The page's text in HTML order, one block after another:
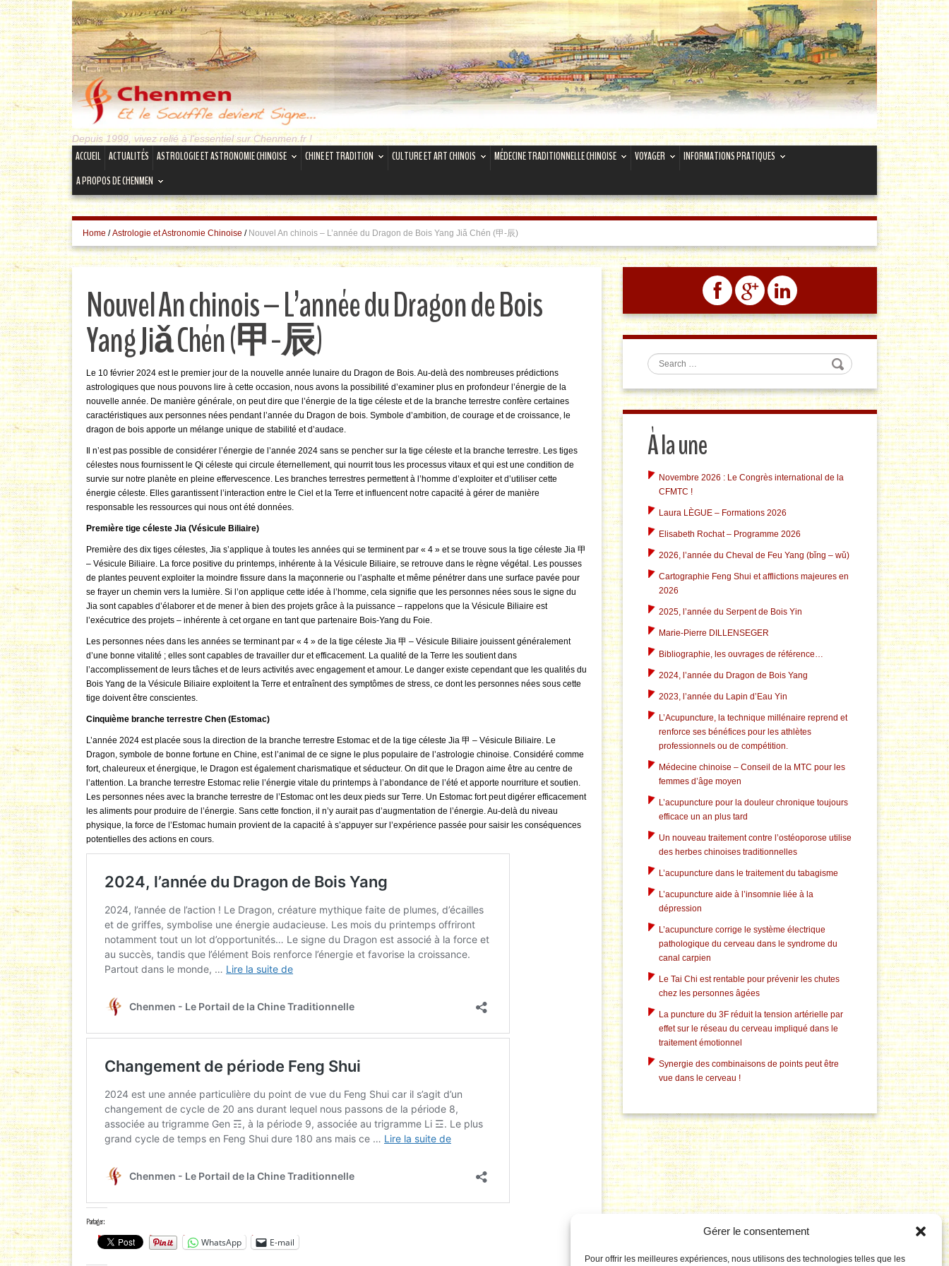
Gérer le consentement
Pour offrir les meilleures expériences, nous utilisons des technologies telles que les
Depuis 1999, vivez relié à l'essentiel sur Chenmen.fr !
ACCUEIL ACTUALITÉS ASTROLOGIE ET ASTRONOMIE CHINOISE CHINE ET TRADITION CULTURE ET ART CHINOIS MÉDECINE TRADITIONNELLE CHINOISE VOYAGER
INFORMATIONS PRATIQUES
A PROPOS DE CHENMEN
Home / Astrologie et Astronomie Chinoise / Nouvel An chinois – L’année du Dragon de Bois Yang Jiǎ Chén (甲-辰)
Nouvel An chinois – L’année du Dragon de Bois
Yang Jiǎ Chén (甲-辰)
Le 10 février 2024 est le premier jour de la nouvelle année lunaire du Dragon de Bois. Au-delà des nombreuses prédictions
astrologiques que nous pouvons lire à cette occasion, nous avons la possibilité d’examiner plus en profondeur l’énergie de la
nouvelle année. De manière générale, on peut dire que l’énergie de la tige céleste et de la branche terrestre confère certaines
caractéristiques aux personnes nées pendant l’année du Dragon de bois. Symbole d’ambition, de courage et de croissance, le
dragon de bois apporte un mélange unique de stabilité et d’audace.
Il n’est pas possible de considérer l’énergie de l’année 2024 sans se pencher sur la tige céleste et la branche terrestre. Les tiges
célestes nous fournissent le Qi céleste qui circule éternellement, qui nourrit tous les processus vitaux et qui est une condition de
survie sur notre planète en pleine effervescence. Les branches terrestres permettent à l’homme d’exploiter et d’utiliser cette
énergie céleste. Elles garantissent l’interaction entre le Ciel et la Terre et influencent notre capacité à gérer de manière
responsable les ressources qui nous ont été données.
Première tige céleste Jia (Vésicule Biliaire)
Première des dix tiges célestes, Jia s’applique à toutes les années qui se terminent par « 4 » et se trouve sous la tige céleste Jia 甲
– Vésicule Biliaire. La force positive du printemps, inhérente à la Vésicule Biliaire, se retrouve dans le règne végétal. Les pousses
de plantes peuvent exploiter la moindre fissure dans la maçonnerie ou l’asphalte et même pénétrer dans une surface pavée pour
se frayer un chemin vers la lumière. Si l’on applique cette idée à l’homme, cela signifie que les personnes nées sous le signe du
Jia sont capables d’élaborer et de mener à bien des projets grâce à la puissance – rappelons que la Vésicule Biliaire est
l’exécutrice des projets – inhérente à cet organe en tant que partenaire Bois-Yang du Foie.
Les personnes nées dans les années se terminant par « 4 » de la tige céleste Jia 甲 – Vésicule Biliaire jouissent généralement
d’une bonne vitalité ; elles sont capables de travailler dur et efficacement. La qualité de la Terre les soutient dans
l’accomplissement de leurs tâches et de leurs activités avec engagement et amour. Le danger existe cependant que les qualités du
Bois Yang de la Vésicule Biliaire exploitent la Terre et entraînent des symptômes de stress, ce dont les personnes nées sous cette
tige doivent être conscientes.
Cinquième branche terrestre Chen (Estomac)
L’année 2024 est placée sous la direction de la branche terrestre Estomac et de la tige céleste Jia 甲 – Vésicule Biliaire. Le
Dragon, symbole de bonne fortune en Chine, est l’animal de ce signe le plus populaire de l’astrologie chinoise. Considéré comme
fort, chaleureux et énergique, le Dragon est également charismatique et séducteur. On dit que le Dragon aime être au centre de
l’attention. La branche terrestre Estomac relie l’énergie vitale du printemps à l’abondance de l’été et apporte nourriture et soutien.
Les personnes nées avec la branche terrestre de l’Estomac ont les deux pieds sur Terre. Un Estomac fort peut digérer efficacement
les aliments pour produire de l’énergie. Sans cette fonction, il n’y aurait pas d’augmentation de l’énergie. Au-delà du niveau
physique, la force de l’Estomac humain provient de la capacité à s’appuyer sur l’expérience passée pour saisir les conséquences
potentielles des actions en cours.
Partager :
WhatsApp E-mail
Search
À la une
Novembre 2026 : Le Congrès international de la
CFMTC !
Laura LÈGUE – Formations 2026
Elisabeth Rochat – Programme 2026
2026, l’année du Cheval de Feu Yang (bǐng – wǔ)
Cartographie Feng Shui et afflictions majeures en
2026
2025, l’année du Serpent de Bois Yin
Marie-Pierre DILLENSEGER
Bibliographie, les ouvrages de référence…
2024, l’année du Dragon de Bois Yang
2023, l’année du Lapin d’Eau Yin
L’Acupuncture, la technique millénaire reprend et
renforce ses bénéfices pour les athlètes
professionnels ou de compétition.
Médecine chinoise – Conseil de la MTC pour les
femmes d’âge moyen
L’acupuncture pour la douleur chronique toujours
efficace un an plus tard
Un nouveau traitement contre l’ostéoporose utilise
des herbes chinoises traditionnelles
L’acupuncture dans le traitement du tabagisme
L’acupuncture aide à l’insomnie liée à la
dépression
L’acupuncture corrige le système électrique
pathologique du cerveau dans le syndrome du
canal carpien
Le Tai Chi est rentable pour prévenir les chutes
chez les personnes âgées
La puncture du 3F réduit la tension artérielle par
effet sur le réseau du cerveau impliqué dans le
traitement émotionnel
Synergie des combinaisons de points peut être
vue dans le cerveau !